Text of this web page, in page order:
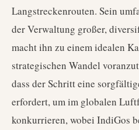
Langstreckenrouten. Sein
der Verwaltung großer,
macht ihn zu einem idealen
strategischen Wandel
dass der Schritt eine
erfordert, um im globalen
konkurrieren, wobei IndiGos